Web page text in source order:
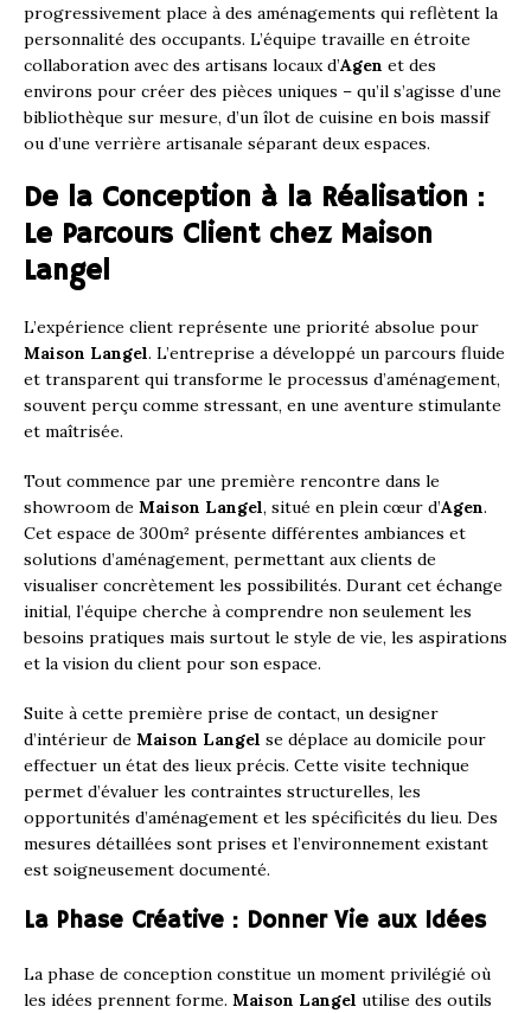
progressivement place à des aménagements qui reflètent la
personnalité des occupants. L’équipe travaille en étroite
collaboration avec des artisans locaux d’Agen et des
environs pour créer des pièces uniques – qu’il s’agisse d’une
bibliothèque sur mesure, d’un îlot de cuisine en bois massif
ou d’une verrière artisanale séparant deux espaces.
De la Conception à la Réalisation :
Le Parcours Client chez Maison
Langel
L’expérience client représente une priorité absolue pour
Maison Langel. L’entreprise a développé un parcours fluide
et transparent qui transforme le processus d’aménagement,
souvent perçu comme stressant, en une aventure stimulante
et maîtrisée.
Tout commence par une première rencontre dans le
showroom de Maison Langel, situé en plein cœur d’Agen.
Cet espace de 300m² présente différentes ambiances et
solutions d’aménagement, permettant aux clients de
visualiser concrètement les possibilités. Durant cet échange
initial, l’équipe cherche à comprendre non seulement les
besoins pratiques mais surtout le style de vie, les aspirations
et la vision du client pour son espace.
Suite à cette première prise de contact, un designer
d’intérieur de Maison Langel se déplace au domicile pour
effectuer un état des lieux précis. Cette visite technique
permet d’évaluer les contraintes structurelles, les
opportunités d’aménagement et les spécificités du lieu. Des
mesures détaillées sont prises et l’environnement existant
est soigneusement documenté.
La Phase Créative : Donner Vie aux Idées
La phase de conception constitue un moment privilégié où
les idées prennent forme. Maison Langel utilise des outils